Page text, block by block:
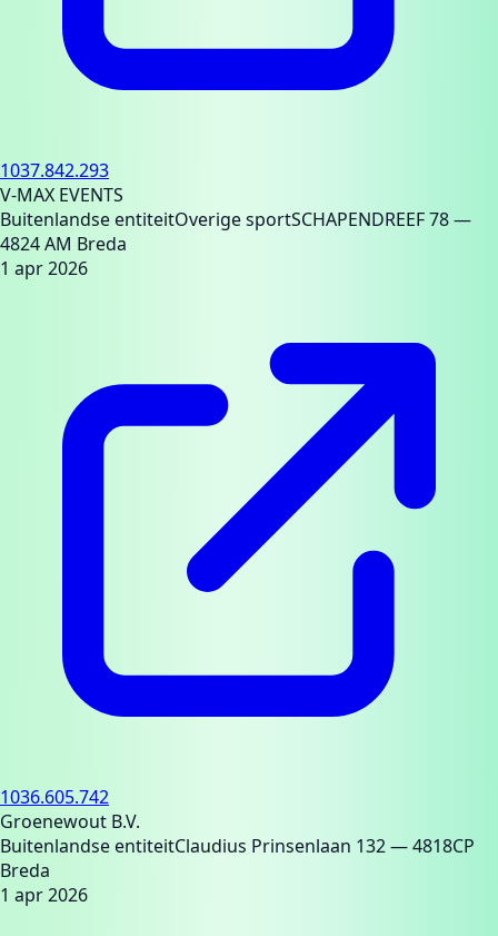
1037.842.293
V-MAX EVENTS
Buitenlandse entiteitOverige sportSCHAPENDREEF 78—
4824 AM Breda
1 apr 2026
1036.605.742
Groenewout B.V.
Buitenlandse entiteitClaudius Prinsenlaan 132— 4818CP
Breda
1 apr 2026